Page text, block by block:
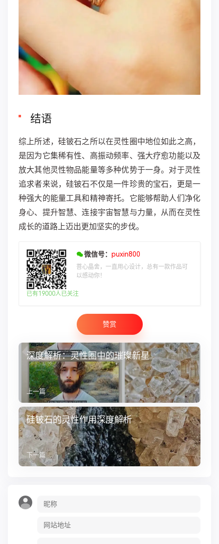
结语
综上所述，硅铍石之所以在灵性圈中地位如此之高，
是因为它集稀有性、高振动频率、强大疗愈功能以及
放大其他灵性物品能量等多种优势于一身。对于灵性
追求者来说，硅铍石不仅是一件珍贵的宝石，更是一
种强大的能量工具和精神寄托。它能够帮助人们净化
身心、提升智慧、连接宇宙智慧与力量，从而在灵性
成长的道路上迈出更加坚实的步伐。
微信号： puxin800
菩心晶舍，一直用心设计，总有一款作品可
以感动你！
已有19000人已关注
赞赏
深度解析：灵性圈中的璀璨新星
上一篇
硅铍石的灵性作用深度解析
下一篇